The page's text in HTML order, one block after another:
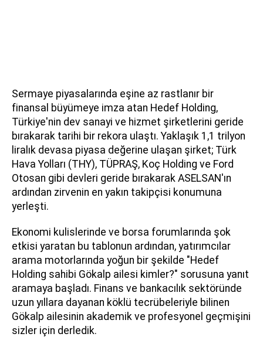
Sermaye piyasalarında eşine az rastlanır bir
finansal büyümeye imza atan Hedef Holding,
Türkiye'nin dev sanayi ve hizmet şirketlerini geride
bırakarak tarihi bir rekora ulaştı. Yaklaşık 1,1 trilyon
liralık devasa piyasa değerine ulaşan şirket; Türk
Hava Yolları (THY), TÜPRAŞ, Koç Holding ve Ford
Otosan gibi devleri geride bırakarak ASELSAN'ın
ardından zirvenin en yakın takipçisi konumuna
yerleşti.
Ekonomi kulislerinde ve borsa forumlarında şok
etkisi yaratan bu tablonun ardından, yatırımcılar
arama motorlarında yoğun bir şekilde "Hedef
Holding sahibi Gökalp ailesi kimler?" sorusuna yanıt
aramaya başladı. Finans ve bankacılık sektöründe
uzun yıllara dayanan köklü tecrübeleriyle bilinen
Gökalp ailesinin akademik ve profesyonel geçmişini
sizler için derledik.